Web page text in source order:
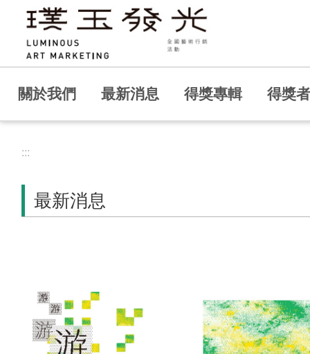
跳到主要內容區塊
關於我們 最新消息 得獎專輯 得獎者
:::
最新消息